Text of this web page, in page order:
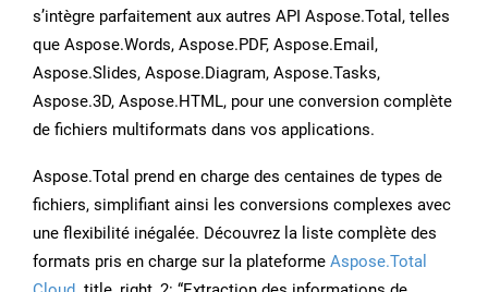
s’intègre parfaitement aux autres API Aspose.Total, telles
que Aspose.Words, Aspose.PDF, Aspose.Email,
Aspose.Slides, Aspose.Diagram, Aspose.Tasks,
Aspose.3D, Aspose.HTML, pour une conversion complète
de fichiers multiformats dans vos applications.
Aspose.Total prend en charge des centaines de types de
fichiers, simplifiant ainsi les conversions complexes avec
une flexibilité inégalée. Découvrez la liste complète des
formats pris en charge sur la plateforme Aspose.Total